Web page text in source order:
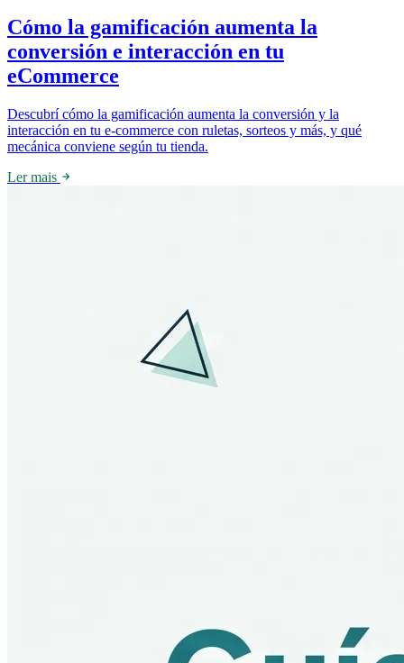
Cómo la gamificación aumenta la
conversión e interacción en tu
eCommerce
Descubrí cómo la gamificación aumenta la conversión y la
interacción en tu e-commerce con ruletas, sorteos y más, y qué
mecánica conviene según tu tienda.
Ler mais